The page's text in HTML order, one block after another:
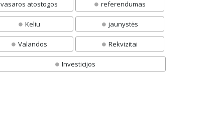
vasaros atostogos
referendumas
Keliu jaunystės
Valandos Rekvizitai
Investicijos